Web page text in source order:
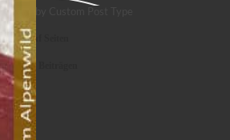
Filter by Custom Post Type
Suche auf Seiten
Suche in Beiträgen